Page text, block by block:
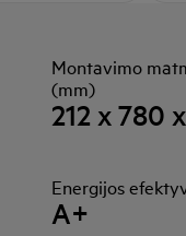
Montavimo
(mm)
212 x 780
Energijos
A+